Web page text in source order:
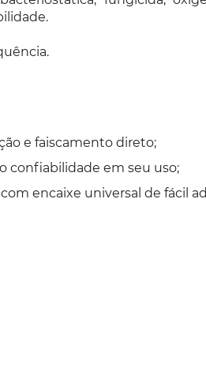
e faiscamento direto;
confiabilidade em seu uso;
encaixe universal de fácil